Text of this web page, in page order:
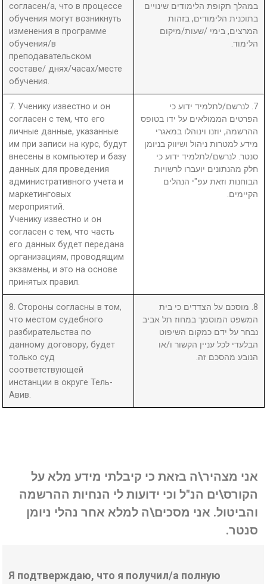
согласен/а, что в процессе
обучения могут возникнуть
изменения в программе
обучения/в
преподавательском
составе/ днях/часах/месте
обучения.
במהלך תקופת הלימודים שינויים
בתוכנית הלימודים, בזהות
המרצים, בימי /שעות/מיקום
הלימוד.
7. Ученику известно и он
согласен с тем, что его
личные данные, указанные
им при записи на курс, будут
внесены в компьютер и базу
данных для проведения
административного учета и
маркетинговых
мероприятий.
Ученику известно и он
согласен с тем, что часть
его данных будет передана
организациям, проводящим
экзамены, и это на основе
принятых правил.
7. לנרשם/לתלמיד ידוע כי
הפרטים הממולאים על ידו בטופס
ההרשמה, יוזנו וינוהלו במאגרי
מידע למטרות ניהול ושיווק בניומן
סנטר. לנרשם/לתלמיד ידוע כי
חלק מהנתונים יועברו לרשויות
הבוחנות וזאת עפ"י הנהלים
הקיימים.
8. Стороны согласны в том,
что местом судебного
разбирательства по
данному договору, будет
только суд
соответствующей
инстанции в округе Тель-
Авив.
8. מוסכם על הצדדים כי בית
המשפט המוסמך במחוז תל אביב
נבחר על ידם כמקום השיפוט
הבלעדי לכל עניין הקשור ו/או
הנובע מהסכם זה.
אני מצהיר\ה בזאת כי קיבלתי מידע מלא על
הקורס\ים הנ"ל וכי ידועות לי הנחיות ההרשמה
והביטול. אני מסכים\ה למלא אחר נהלי ניומן
סנטר.
Я подтверждаю, что я получил/а полную